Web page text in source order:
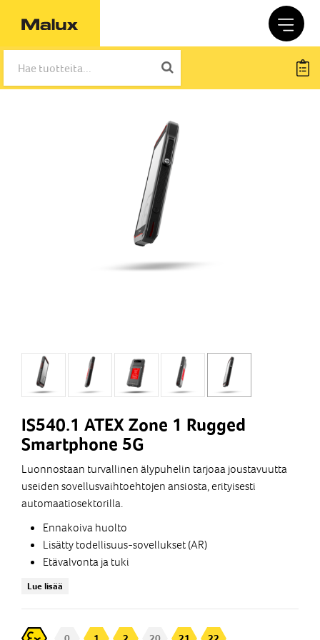
IS540.1 ATEX Zone 1 Rugged
Smartphone 5G
Luonnostaan ​​turvallinen älypuhelin tarjoaa joustavuutta
useiden sovellusvaihtoehtojen ansiosta, erityisesti
automaatiosektorilla.
Ennakoiva huolto
Lisätty todellisuus-sovellukset (AR)
Etävalvonta ja tuki
yhteistyö
Automaattisten ohjattujen ajoneuvojen (AGV) hallinta
Lue lisää